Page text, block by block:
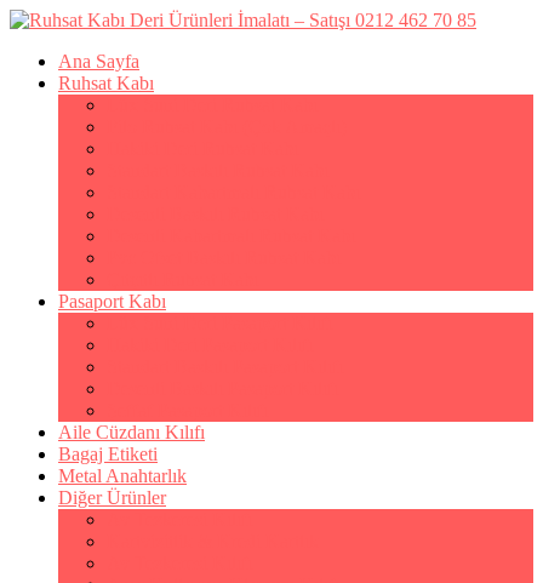
Ana Sayfa
Ruhsat Kabı
Pasaport Kabı
Aile Cüzdanı Kılıfı
Bagaj Etiketi
Metal Anahtarlık
Diğer Ürünler